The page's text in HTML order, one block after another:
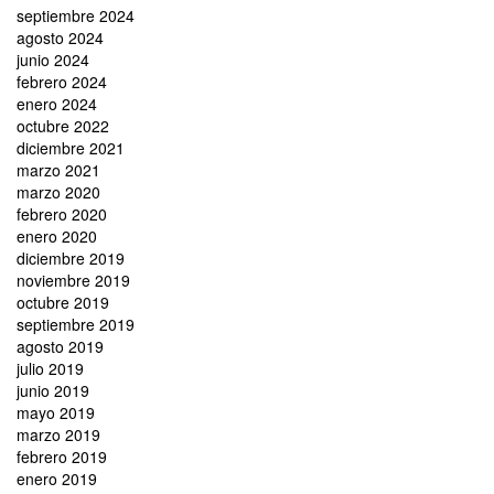
septiembre 2024
agosto 2024
junio 2024
febrero 2024
enero 2024
octubre 2022
diciembre 2021
marzo 2021
marzo 2020
febrero 2020
enero 2020
diciembre 2019
noviembre 2019
octubre 2019
septiembre 2019
agosto 2019
julio 2019
junio 2019
mayo 2019
marzo 2019
febrero 2019
enero 2019